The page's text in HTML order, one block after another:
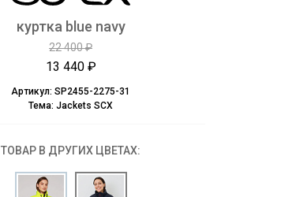
куртка blue navy
22 400 ₽
13 440 ₽
Артикул: SP2455-2275-31
Тема: Jackets SCX
ТОВАР В ДРУГИХ ЦВЕТАХ: